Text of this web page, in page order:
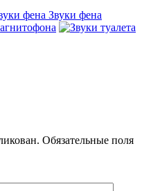
Звуки фена
Обязательные поля